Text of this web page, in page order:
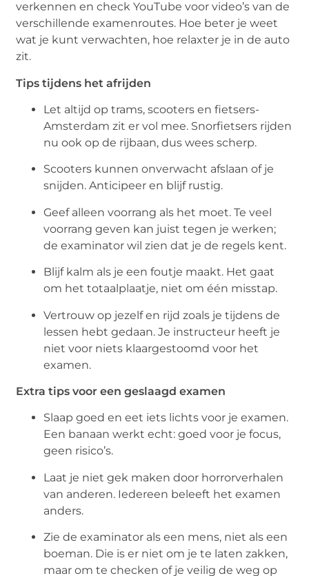
verkennen en check YouTube voor video’s van de
verschillende examenroutes. Hoe beter je weet
wat je kunt verwachten, hoe relaxter je in de auto
zit.
Tips tijdens het afrijden
Let altijd op trams, scooters en fietsers-
Amsterdam zit er vol mee. Snorfietsers rijden
nu ook op de rijbaan, dus wees scherp.
Scooters kunnen onverwacht afslaan of je
snijden. Anticipeer en blijf rustig.
Geef alleen voorrang als het moet. Te veel
voorrang geven kan juist tegen je werken;
de examinator wil zien dat je de regels kent.
Blijf kalm als je een foutje maakt. Het gaat
om het totaalplaatje, niet om één misstap.
Vertrouw op jezelf en rijd zoals je tijdens de
lessen hebt gedaan. Je instructeur heeft je
niet voor niets klaargestoomd voor het
examen.
Extra tips voor een geslaagd examen
Slaap goed en eet iets lichts voor je examen.
Een banaan werkt echt: goed voor je focus,
geen risico’s.
Laat je niet gek maken door horrorverhalen
van anderen. Iedereen beleeft het examen
anders.
Zie de examinator als een mens, niet als een
boeman. Die is er niet om je te laten zakken,
maar om te checken of je veilig de weg op